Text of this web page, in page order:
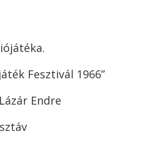
Fesztivál 1966”
Endre